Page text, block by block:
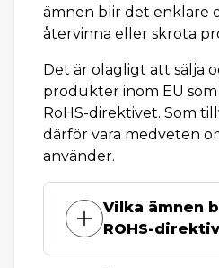
ämnen blir det enklare
återvinna eller skrota
Det är olagligt att sälja
produkter inom EU
RoHS-direktivet. Som
därför vara medveten
använder.
Vilka ämnen
ROHS-